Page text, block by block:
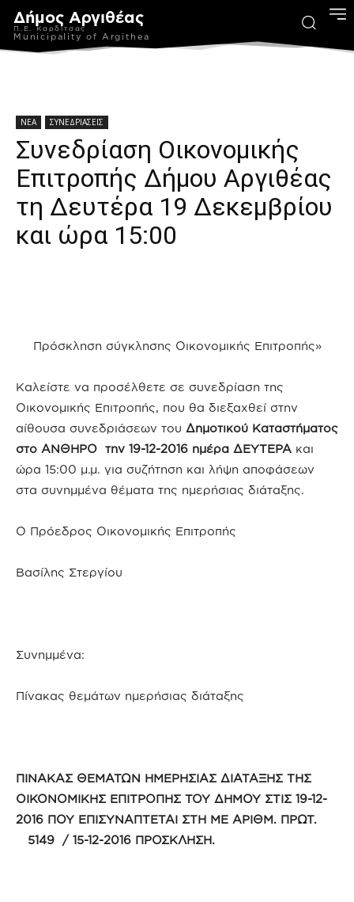
Δήμος Αργιθέας
Π.Ε. Καρδίτσας
Municipality of Argithea
ΝΕΑ ΣΥΝΕΔΡΙΑΣΕΙΣ
Συνεδρίαση Οικονομικής
Επιτροπής Δήμου Αργιθέας
τη Δευτέρα 19 Δεκεμβρίου
και ώρα 15:00
Πρόσκληση σύγκλησης Οικονομικής Επιτροπής»
Καλείστε να προσέλθετε σε συνεδρίαση της
Οικονομικής Επιτροπής, που θα διεξαχθεί στην
αίθουσα συνεδριάσεων του Δημοτικού Καταστήματος
στο ΑΝΘΗΡΟ την 19-12-2016 ημέρα ΔΕΥΤΕΡΑ και
ώρα 15:00 μ.μ. για συζήτηση και λήψη αποφάσεων
στα συνημμένα θέματα της ημερήσιας διάταξης.
Ο Πρόεδρος Οικονομικής Επιτροπής
Βασίλης Στεργίου
Συνημμένα:
Πίνακας θεμάτων ημερήσιας διάταξης
ΠΙΝΑΚΑΣ ΘΕΜΑΤΩΝ ΗΜΕΡΗΣΙΑΣ ΔΙΑΤΑΞΗΣ ΤΗΣ
ΟΙΚΟΝΟΜΙΚΗΣ ΕΠΙΤΡΟΠΗΣ ΤΟΥ ΔΗΜΟΥ ΣΤΙΣ 19-12-
2016 ΠΟΥ ΕΠΙΣΥΝΑΠΤΕΤΑΙ ΣΤΗ ΜΕ ΑΡΙΘΜ. ΠΡΩΤ.
5149 / 15-12-2016 ΠΡΟΣΚΛΗΣΗ.